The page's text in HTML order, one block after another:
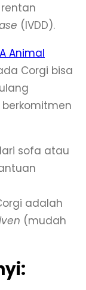
(IVDD).
Animal
Corgi bisa
berkomitmen
sofa atau
adalah
(mudah